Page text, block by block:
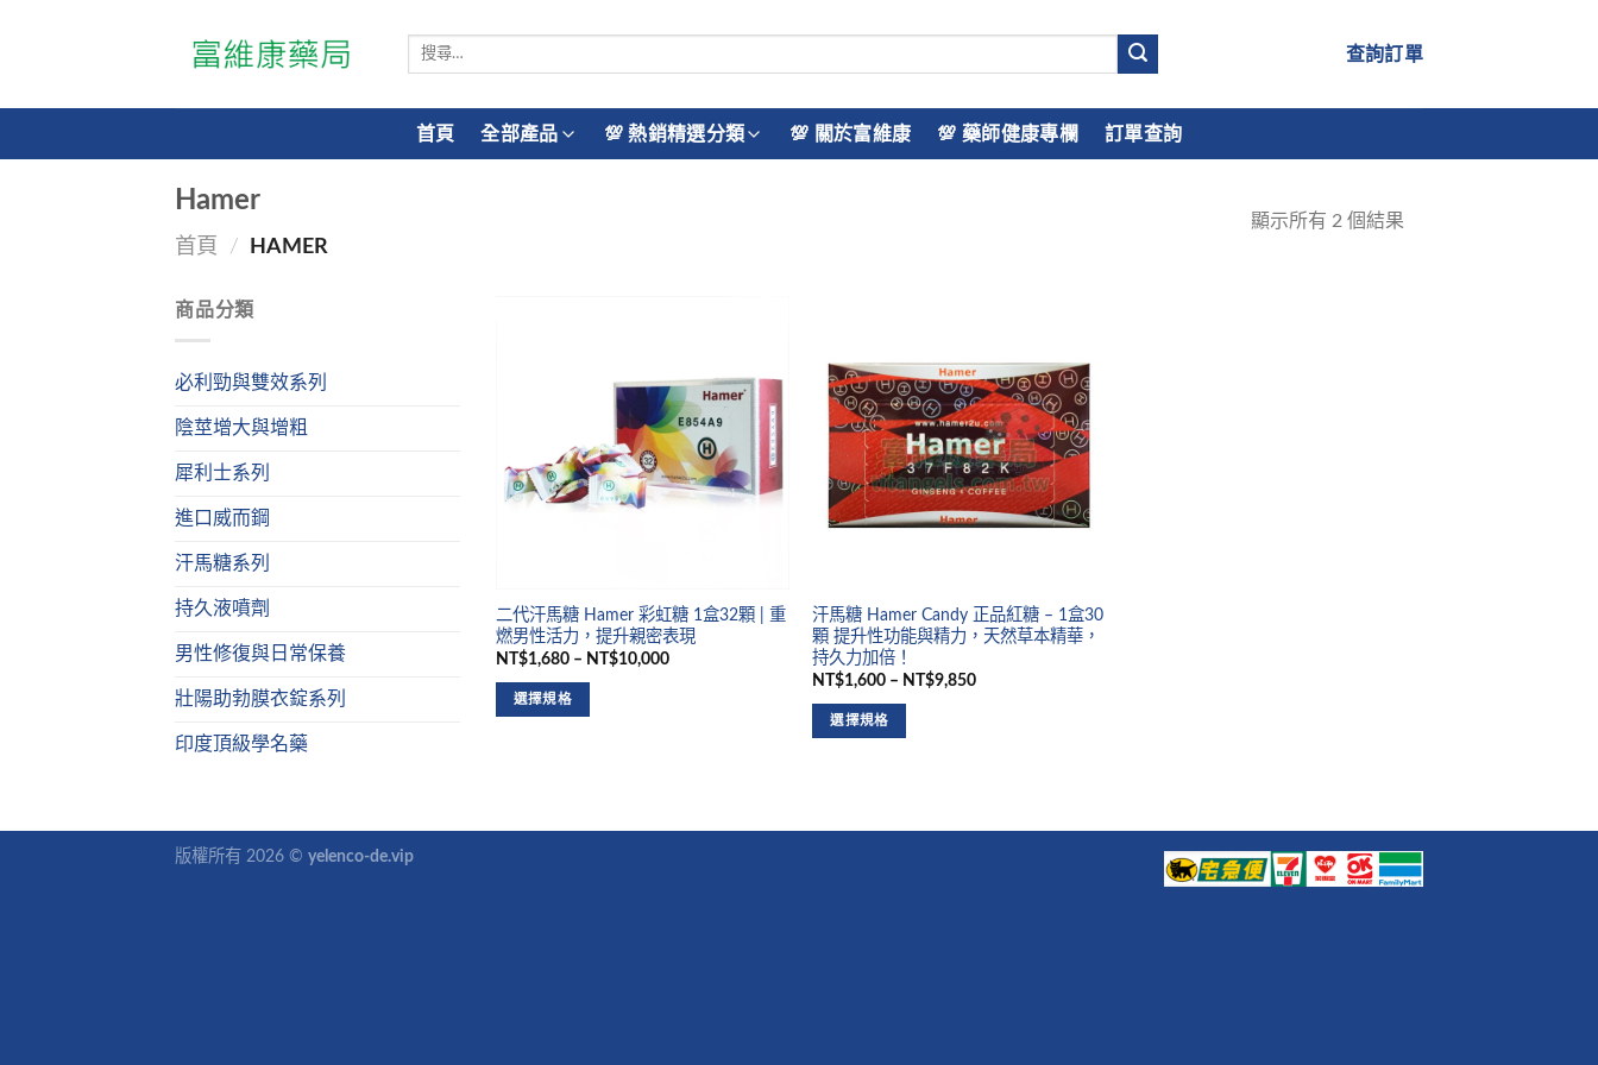
搜
鍵
字:
查詢訂單
首頁 全部產品 💯 熱銷精選分類 💯 關於富維康 💯 藥師健康專欄 訂單查詢
Hamer
首頁 / HAMER
顯示所有 2 個結果
商品分類
必利勁與雙效系列
陰莖增大與增粗
犀利士系列
進口威而鋼
汗馬糖系列
持久液噴劑
男性修復與日常保養
壯陽助勃膜衣錠系列
印度頂級學名藥
二代汗馬糖 Hamer 彩虹糖 1盒32顆 | 重
燃男性活力，提升親密表現
NT$1,680 – NT$10,000
選擇規格
汗馬糖 Hamer Candy 正品紅糖 – 1盒30
顆 提升性功能與精力，天然草本精華，
持久力加倍！
NT$1,600 – NT$9,850
選擇規格
版權所有 2026 © yelenco-de.vip